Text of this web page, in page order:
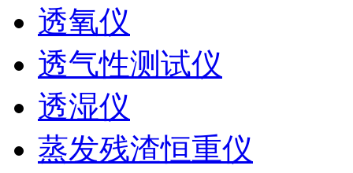
透氧仪
透气性测试仪
透湿仪
蒸发残渣恒重仪